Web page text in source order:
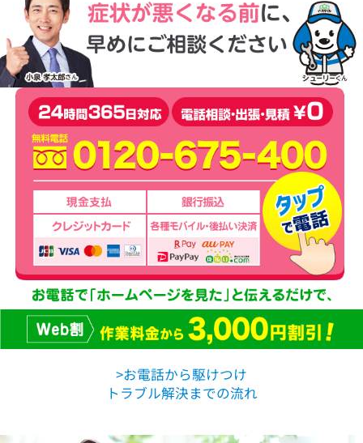
>お電話から駆けつけ
トラブル解決までの流れ